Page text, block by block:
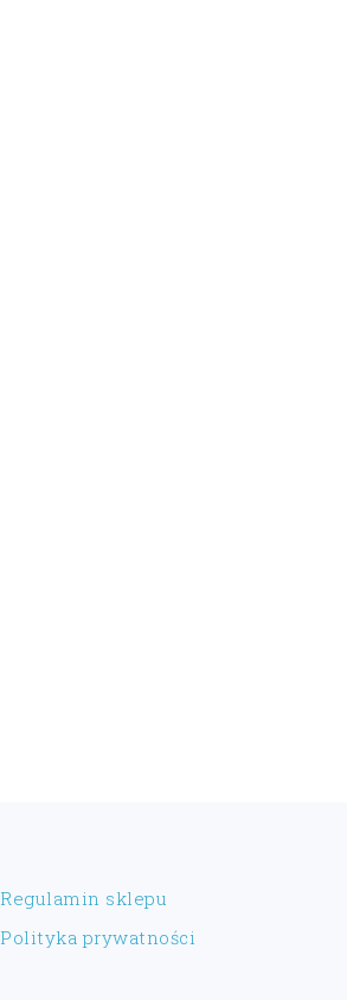
Regulamin sklepu
Polityka prywatności